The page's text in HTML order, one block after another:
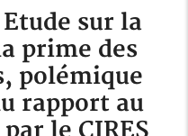
sur la
prime des
polémique
rapport au